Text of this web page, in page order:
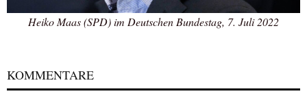
Heiko Maas (SPD) im Deutschen Bundestag, 7. Juli 2022
KOMMENTARE